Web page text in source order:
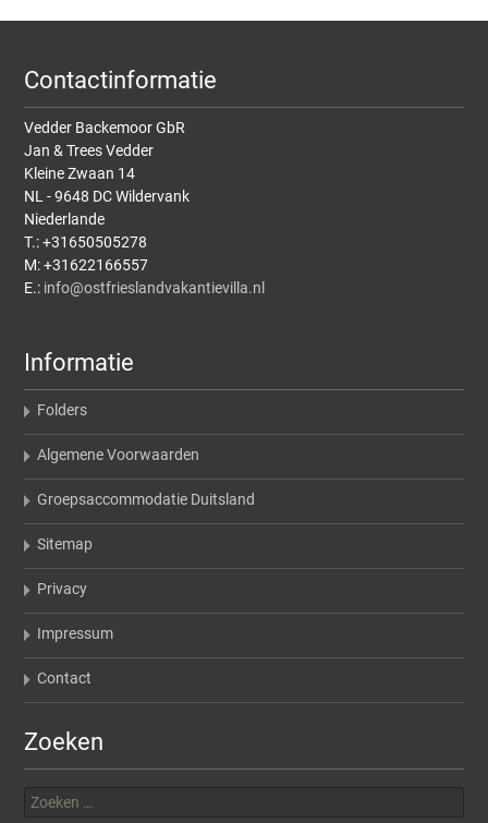
Contactinformatie
Vedder Backemoor GbR
Jan & Trees Vedder
Kleine Zwaan 14
NL - 9648 DC Wildervank
Niederlande
T.: +31650505278
M: +31622166557
E.: info@ostfrieslandvakantievilla.nl
Informatie
Folders
Algemene Voorwaarden
Groepsaccommodatie Duitsland
Sitemap
Privacy
Impressum
Contact
Zoeken
naar: